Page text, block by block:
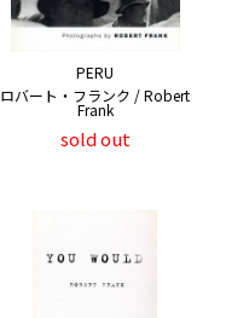
PERU
ロバート・フランク / Robert
Frank
sold out